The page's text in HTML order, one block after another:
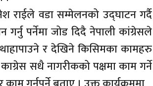
राईले वडा सम्मेलनको उद्घाटन गर्दै
पर्नेमा जोड दिदै नेपाली कांग्रेसले
र देखिने किसिमका कामहरु
सधै नागरीकको पक्षमा काम गर्ने